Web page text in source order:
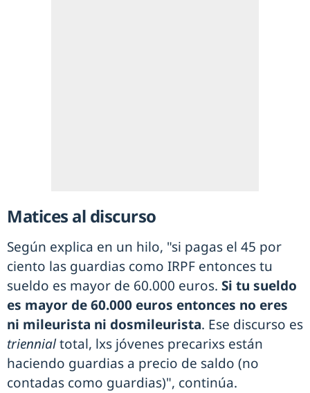
Matices al discurso
Según explica en un hilo, "si pagas el 45 por
ciento las guardias como IRPF entonces tu
sueldo es mayor de 60.000 euros. Si tu sueldo
es mayor de 60.000 euros entonces no eres
ni mileurista ni dosmileurista. Ese discurso es
triennialtotal, lxs jóvenes precarixs están
haciendo guardias a precio de saldo (no
contadas como guardias)", continúa.